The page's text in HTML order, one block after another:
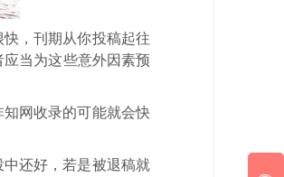
，刊期从你投稿起往
当为这些意外因素预
网收录的可能就会快
还好，若是被退稿就